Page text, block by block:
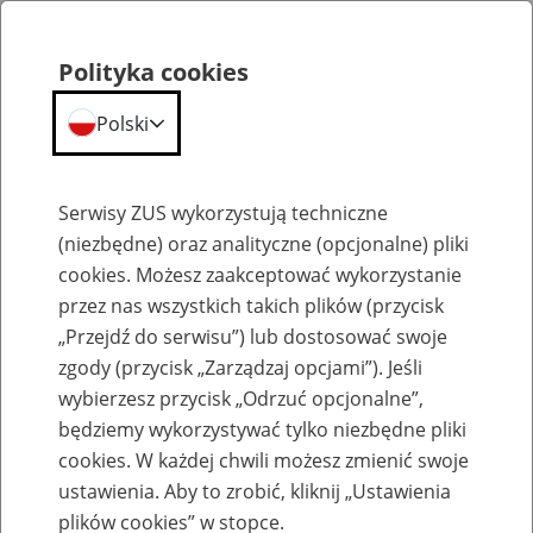
Szkolenia
Zaproś ZUS do siebie: Aktywni 50+
Polityka cookies
Polski
Serwisy ZUS wykorzystują techniczne
(niezbędne) oraz analityczne (opcjonalne) pliki
cookies. Możesz zaakceptować wykorzystanie
przez nas wszystkich takich plików (przycisk
„Przejdź do serwisu”) lub dostosować swoje
zgody (przycisk „Zarządzaj opcjami”). Jeśli
wybierzesz przycisk „Odrzuć opcjonalne”,
będziemy wykorzystywać tylko niezbędne pliki
cookies. W każdej chwili możesz zmienić swoje
ustawienia. Aby to zrobić, kliknij „Ustawienia
plików cookies” w stopce.